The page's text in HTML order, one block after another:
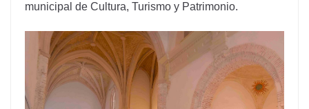
municipal de Cultura, Turismo y Patrimonio.